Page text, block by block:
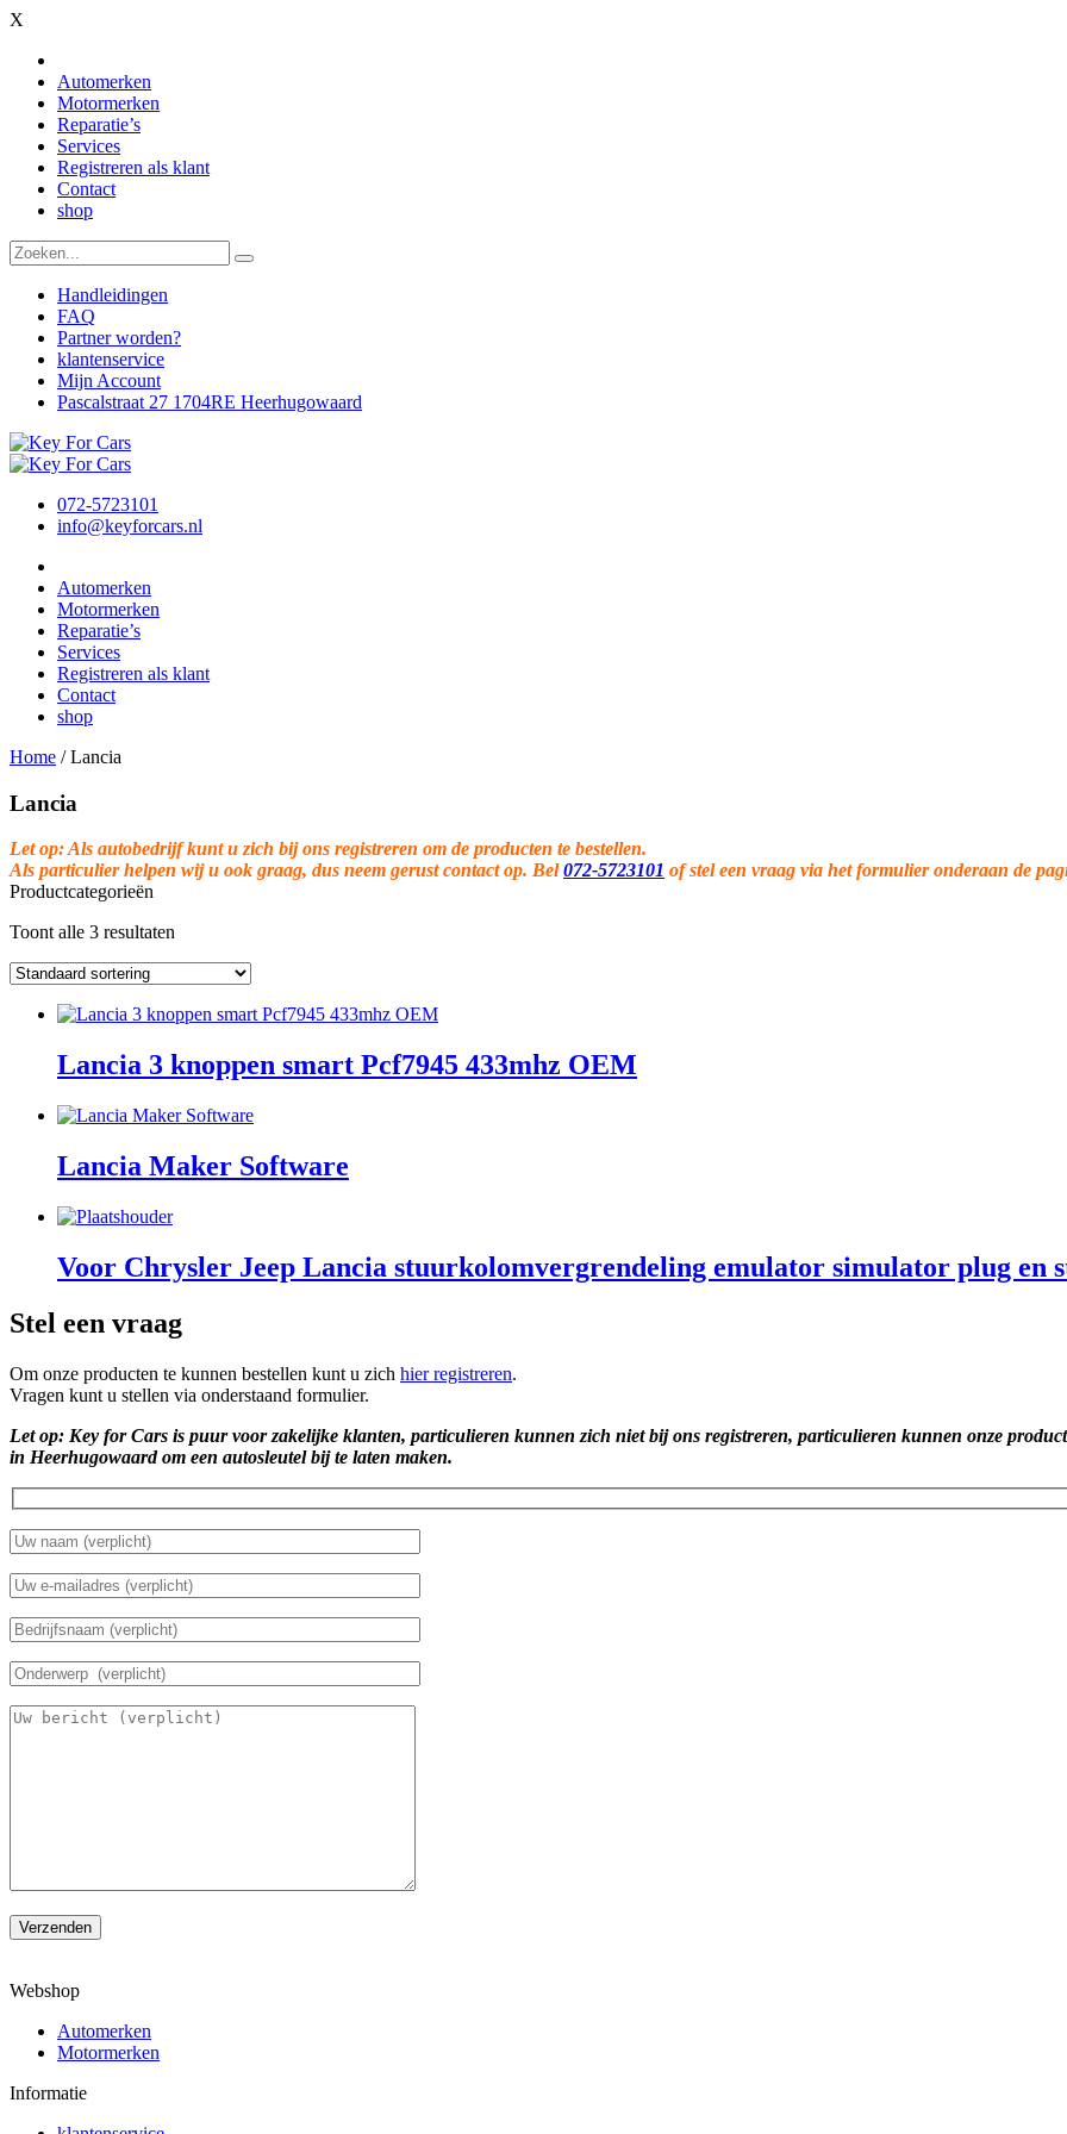
X
Automerken
Motormerken
Reparatie’s
Services
Registreren als klant
Contact
shop
Handleidingen
FAQ
Partner worden?
klantenservice
Mijn Account
Pascalstraat 27 1704RE Heerhugowaard
072-5723101
info@keyforcars.nl
Automerken
Motormerken
Reparatie’s
Services
Registreren als klant
Contact
shop
Home /Lancia
Lancia
Let op: Als autobedrijf kunt u zich bij ons registreren om de producten te bestellen.
Als particulier helpen wij u ook graag, dus neem gerust contact op. Bel072-5723101 of stel een vraag via het formulier onderaan de
Productcategorieën
Toont alle 3 resultaten
Lancia 3 knoppen smart Pcf7945 433mhz OEM
Lancia Maker Software
Voor Chrysler Jeep Lancia stuurkolomvergrendeling emulator simulator plug en
Stel een vraag
Om onze producten te kunnen bestellen kunt u zich hier registreren.
Vragen kunt u stellen via onderstaand formulier.
Let op: Key for Cars is puur voor zakelijke klanten, particulieren kunnen zich niet bij ons registreren, particulieren kunnen onze
in Heerhugowaard om een autosleutel bij te laten maken.
Verzenden
Webshop
Automerken
Motormerken
Informatie